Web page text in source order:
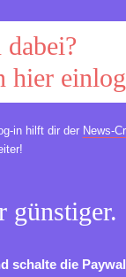
dabei?
hier
in hilft dir der News-
günstiger.
schalte die